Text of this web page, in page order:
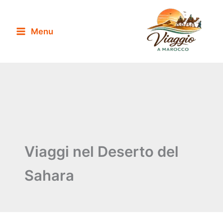
contenutoMenu
Viaggi nel Deserto del
Sahara